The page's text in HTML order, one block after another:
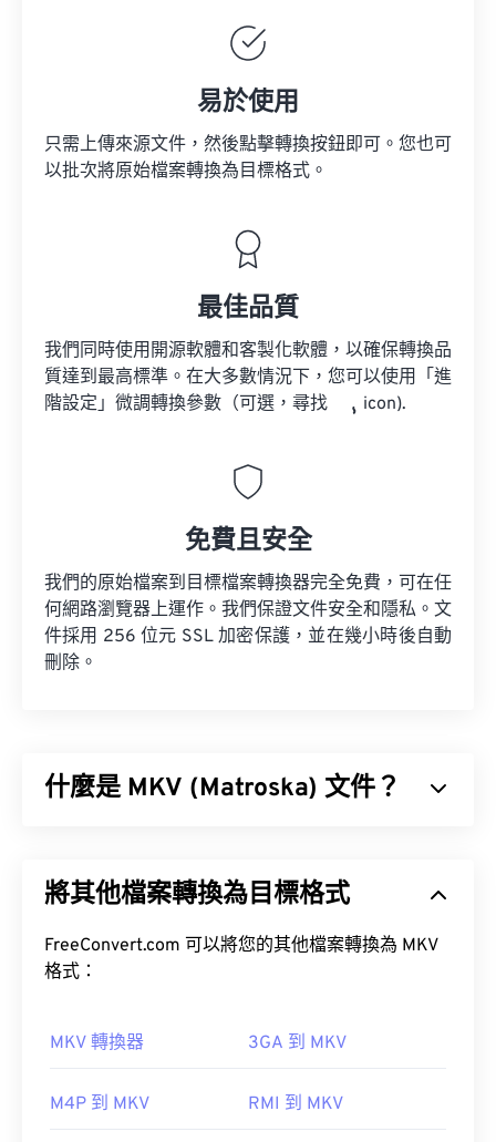
易於使用
只需上傳來源文件，然後點擊轉換按鈕即可。您也可
以批次將原始檔案轉換為目標格式。
最佳品質
我們同時使用開源軟體和客製化軟體，以確保轉換品
質達到最高標準。在大多數情況下，您可以使用「進
階設定」微調轉換參數（可選，尋找
icon).
免費且安全
我們的原始檔案到目標檔案轉換器完全免費，可在任
何網路瀏覽器上運作。我們保證文件安全和隱私。文
件採用 256 位元 SSL 加密保護，並在幾小時後自動
刪除。
什麼是 MKV (Matroska) 文件？
案。由於它是開源的，用戶可以使用開源軟體
對其進
如何開啟 MKV 檔案？
將其他檔案轉換為目標格式
FreeConvert.com 可以將您的其他檔案轉換為 MKV
格式：
MKV 轉換器 3GA 到 MKV
M4P 到 MKV RMI 到 MKV